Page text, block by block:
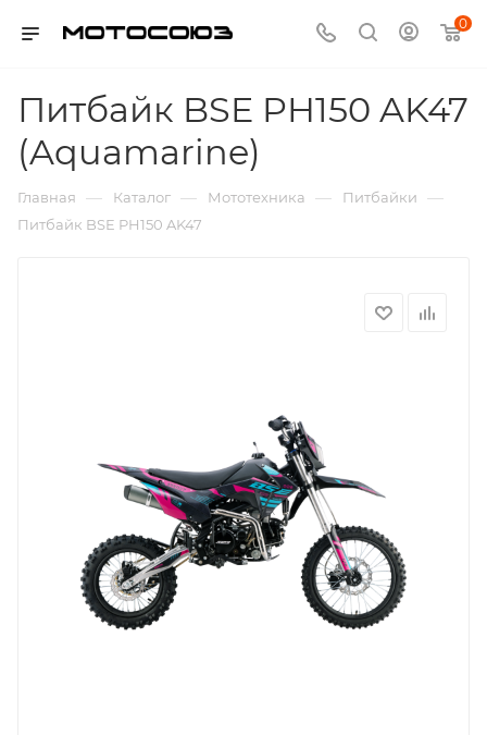
0
Питбайк BSE PH150 AK47
(Aquamarine)
Главная — Каталог — Мототехника — Питбайки —
Питбайк BSE PH150 AK47